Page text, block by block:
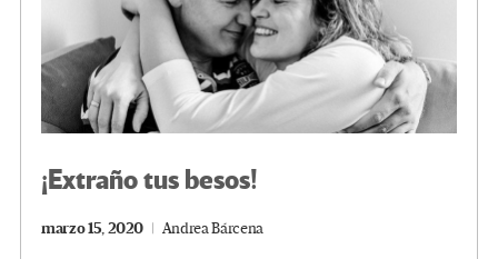
¡Extraño tus besos!
marzo 15, 2020 Andrea Bárcena